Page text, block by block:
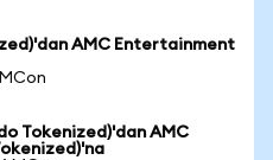
AMC Entertainment
Tokenized)'dan AMC